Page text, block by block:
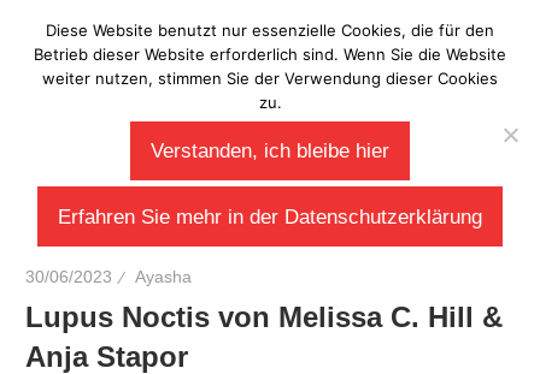
Inhalt
springen
Laberladen
30/06/2023 Ayasha
Lupus Noctis von Melissa C. Hill &
Anja Stapor
Diese Website benutzt nur essenzielle Cookies, die für den
Betrieb dieser Website erforderlich sind. Wenn Sie die Website
weiter nutzen, stimmen Sie der Verwendung dieser Cookies
zu.
Verstanden, ich bleibe hier
Erfahren Sie mehr in der Datenschutzerklärung